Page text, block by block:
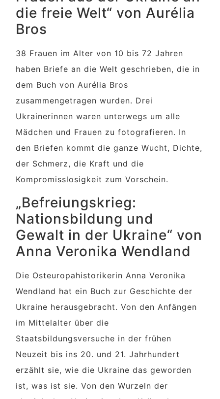
die freie Welt“ von Aurélia
Bros
38 Frauen im Alter von 10 bis 72 Jahren
haben Briefe an die Welt geschrieben, die in
dem Buch von Aurélia Bros
zusammengetragen wurden. Drei
Ukrainerinnen waren unterwegs um alle
Mädchen und Frauen zu fotografieren. In
den Briefen kommt die ganze Wucht, Dichte,
der Schmerz, die Kraft und die
Kompromisslosigkeit zum Vorschein.
„Befreiungskrieg:
Nationsbildung und
Gewalt in der Ukraine“ von
Anna Veronika Wendland
Die Osteuropahistorikerin Anna Veronika
Wendland hat ein Buch zur Geschichte der
Ukraine herausgebracht. Von den Anfängen
im Mittelalter über die
Staatsbildungsversuche in der frühen
Neuzeit bis ins 20. und 21. Jahrhundert
erzählt sie, wie die Ukraine das geworden
ist, was ist sie. Von den Wurzeln der